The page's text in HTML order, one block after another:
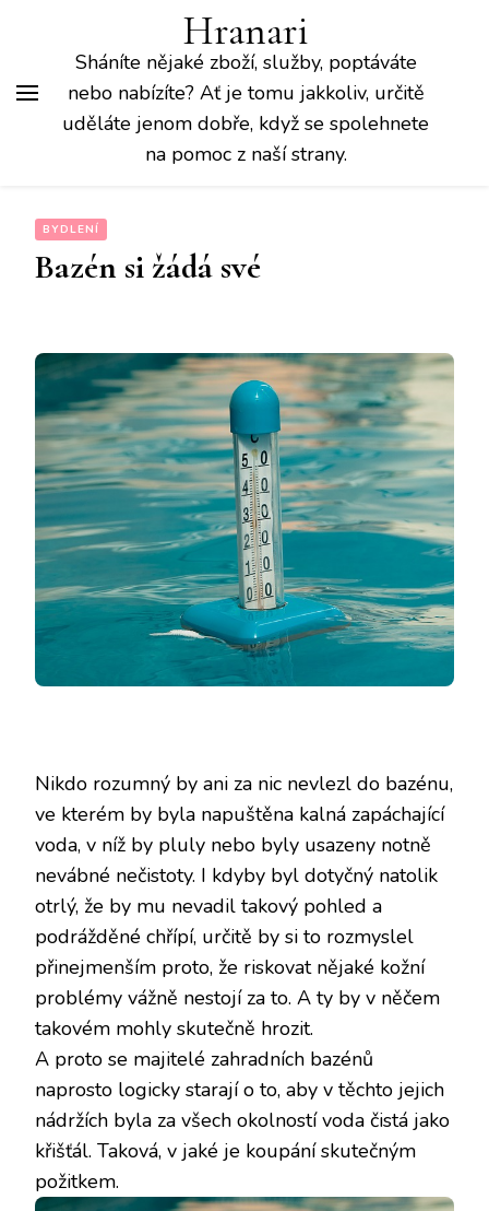
Hranari
Sháníte nějaké zboží, služby, poptáváte
nebo nabízíte? Ať je tomu jakkoliv, určitě
uděláte jenom dobře, když se spolehnete
na pomoc z naší strany.
BYDLENÍ
Bazén si žádá své
Nikdo rozumný by ani za nic nevlezl do bazénu,
ve kterém by byla napuštěna kalná zapáchající
voda, v níž by pluly nebo byly usazeny notně
nevábné nečistoty. I kdyby byl dotyčný natolik
otrlý, že by mu nevadil takový pohled a
podrážděné chřípí, určitě by si to rozmyslel
přinejmenším proto, že riskovat nějaké kožní
problémy vážně nestojí za to. A ty by v něčem
takovém mohly skutečně hrozit.
A proto se majitelé zahradních bazénů
naprosto logicky starají o to, aby v těchto jejich
nádržích byla za všech okolností voda čistá jako
křišťál. Taková, v jaké je koupání skutečným
požitkem.